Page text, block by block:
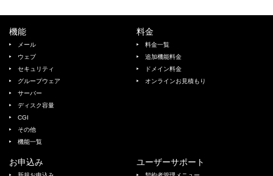
お問い合わせ情報につきましては、以下のいず
れかに該当する場合を除き、第三者に対して開
示いたしません。
(2) 人の生命、身体または財産の保護のために必
機能
メール
ウェブ
セキュリティ
グループウェア
サーバー
ディスク容量
CGI
その他
機能一覧
料金
料金一覧
追加機能料金
ドメイン料金
オンラインお見積もり
お申込み ユーザーサポート